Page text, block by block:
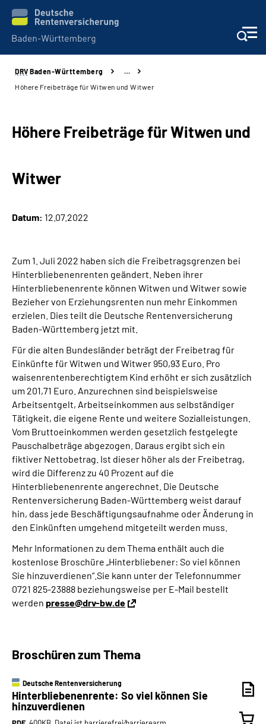
Beratung und Kontakt
Karriere
Inhalte in Gebärdensprache (DGS)
Leichte Sprache
Mein Kundenportal
DRV Baden-Württemberg
…
Höhere Freibeträge für Witwen und Witwer
Höhere Freibeträge für Witwen und
Witwer
Datum: 12.07.2022
Zum 1. Juli 2022 haben sich die Freibetragsgrenzen bei
Hinterbliebenenrenten geändert. Neben ihrer
Hinterbliebenenrente können Witwen und Witwer sowie
Bezieher von Erziehungsrenten nun mehr Einkommen
erzielen. Dies teilt die Deutsche Rentenversicherung
Baden-Württemberg jetzt mit.
Für die alten Bundesländer beträgt der Freibetrag für
Einkünfte für Witwen und Witwer 950,93 Euro. Pro
waisenrentenberechtigtem Kind erhöht er sich zusätzlich
um 201,71 Euro. Anzurechnen sind beispielsweise
Arbeitsentgelt, Arbeitseinkommen aus selbständiger
Tätigkeit, die eigene Rente und weitere Sozialleistungen.
Vom Bruttoeinkommen werden gesetzlich festgelegte
Pauschalbeträge abgezogen. Daraus ergibt sich ein
fiktiver Nettobetrag. Ist dieser höher als der Freibetrag,
wird die Differenz zu 40 Prozent auf die
Hinterbliebenenrente angerechnet. Die Deutsche
Rentenversicherung Baden-Württemberg weist darauf
hin, dass jede Beschäftigungsaufnahme oder Änderung in
den Einkünften umgehend mitgeteilt werden muss.
Mehr Informationen zu dem Thema enthält auch die
kostenlose Broschüre „Hinterbliebener: So viel können
Sie hinzuverdienen“.Sie kann unter der Telefonnummer
0721 825-23888 beziehungsweise per E-Mail bestellt
werden presse@drv-bw.de
Broschüren zum Thema
Deutsche Rentenversicherung
Hinterbliebenenrente: So viel können Sie
hinzuverdienen